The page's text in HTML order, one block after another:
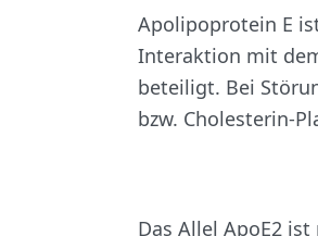
Apolipoprotein E
Interaktion mit
beteiligt. Bei
bzw. Cholesterin-
Das Allel ApoE2